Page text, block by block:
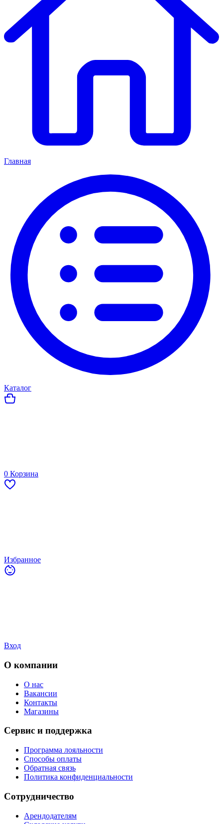
Главная
Каталог
0 Корзина
Избранное
Вход
О компании
О нас
Вакансии
Контакты
Магазины
Сервис и поддержка
Программа лояльности
Способы оплаты
Обратная связь
Политика конфиденциальности
Сотрудничество
Арендодателям